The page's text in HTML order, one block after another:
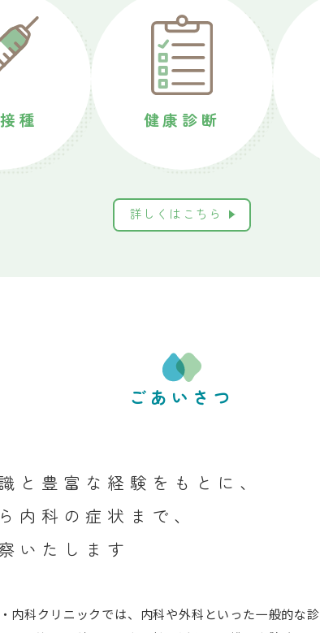
種 健康診断
詳しくはこちら
ごあいさつ
と豊富な経験をもとに、
内科の症状まで、
いたします
内科クリニックでは、内科や外科といった一般的な診